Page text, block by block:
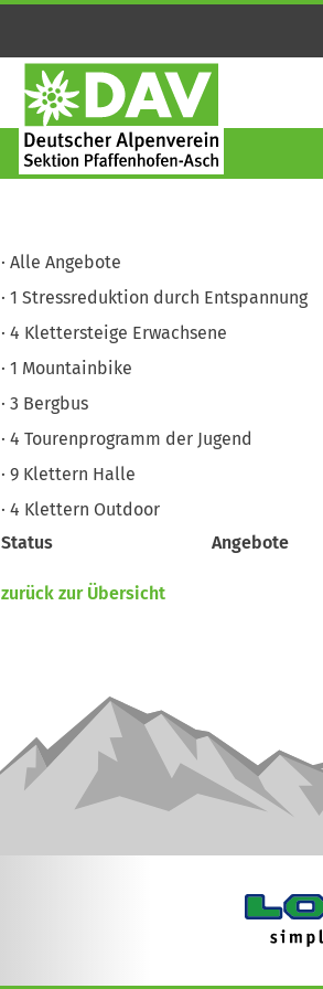
Alle Angebote
1 Stressreduktion durch Entspannung
4 Klettersteige Erwachsene
1 Mountainbike
3 Bergbus
4 Tourenprogramm der Jugend
9 Klettern Halle
4 Klettern Outdoor
Status
Angebote
zurück zur Übersicht